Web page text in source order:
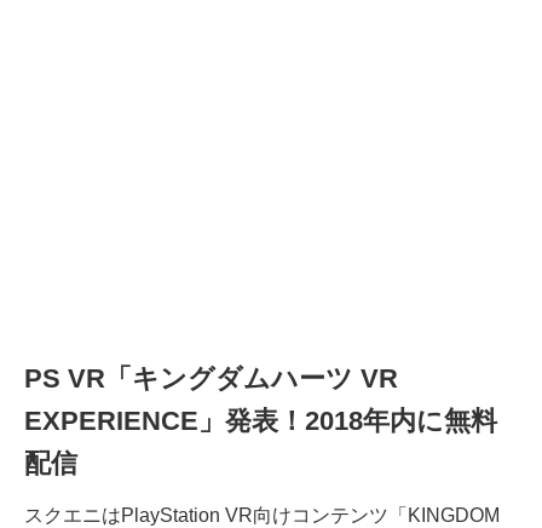
PS VR「キングダムハーツ VR
EXPERIENCE」発表！2018年内に無料
配信
スクエニはPlayStation VR向けコンテンツ「KINGDOM